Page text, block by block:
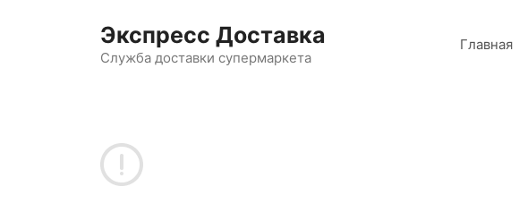
содержимому
Экспресс Доставка
Служба доставки супермаркета
Главная